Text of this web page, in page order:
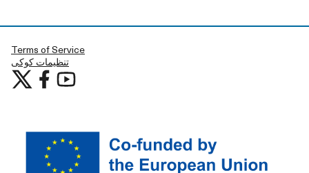
Terms of Service
تنظیمات کوکی
شرکت در لوستناو در فیس بوک